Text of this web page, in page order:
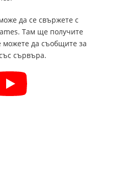
да се свържете с
Там ще получите
да съобщите за
сървъра.